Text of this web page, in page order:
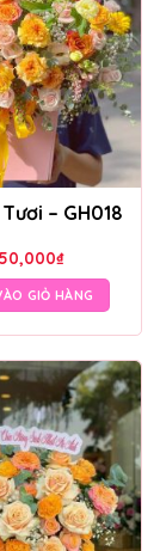
– GH018
₫
GIỎ HÀNG